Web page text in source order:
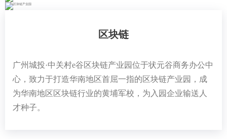
区块链
广州城投·中关村e谷区块链产业园位于状元谷商务办公中
心，致力于打造华南地区首屈一指的区块链产业园，成
为华南地区区块链行业的黄埔军校，为入园企业输送人
才种子。